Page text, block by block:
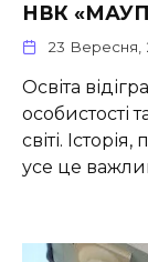
НВК
23 Вересня,
Освіта
особистості
світі.
усе це